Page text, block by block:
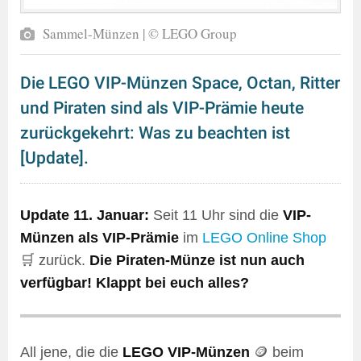
Sammel-Münzen | © LEGO Group
Die LEGO VIP-Münzen Space, Octan, Ritter
und Piraten sind als VIP-Prämie heute
zurückgekehrt: Was zu beachten ist
[Update].
Update 11. Januar: Seit 11 Uhr sind die VIP-
Münzen als VIP-Prämie im LEGO Online Shop
🛒 zurück. Die Piraten-Münze ist nun auch
verfügbar! Klappt bei euch alles?
All jene, die die LEGO VIP-Münzen 🪙 beim